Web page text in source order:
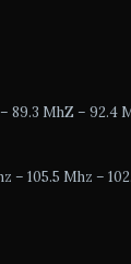
89.3 MhZ – 92.4
– 105.5 Mhz –